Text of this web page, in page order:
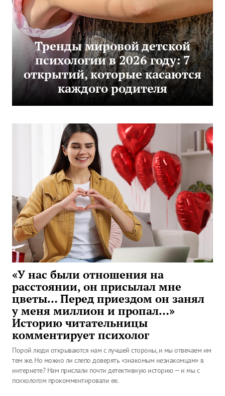
Тренды мировой детской
психологии в 2026 году: 7
открытий, которые касаются
каждого родителя
«У нас были отношения на
расстоянии, он присылал мне
цветы… Перед приездом он занял
у меня миллион и пропал…»
Историю читательницы
комментирует психолог
Порой люди открываются нам с лучшей стороны, и мы отвечаем им
тем же. Но можно ли слепо доверять «знакомым незнакомцам» в
интернете? Нам прислали почти детективную историю — и мы с
психологом прокомментировали ее.